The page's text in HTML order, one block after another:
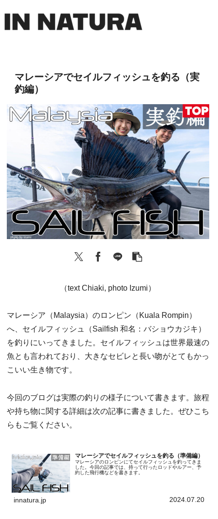
マレーシアでセイルフィッシュを釣る（実
釣編）
（text Chiaki, photo Izumi）
マレーシア（Malaysia）のロンピン（Kuala Rompin）
へ、セイルフィッシュ（Sailfish 和名：バショウカジキ）
を釣りにいってきました。セイルフィッシュは世界最速の
魚とも言われており、大きなセビレと長い吻がとてもかっ
こいい生き物です。
今回のブログは実際の釣りの様子について書きます。旅程
や持ち物に関する詳細は次の記事に書きました。ぜひこち
らもご覧ください。
マレーシアでセイルフィッシュを釣る（準備編）
マレーシアのロンピンにてセイルフィッシュを釣ってきま
した。今回の記事では、持って行ったロッドやルアー、予
約した飛行機などを書きます。
innatura.jp 2024.07.20